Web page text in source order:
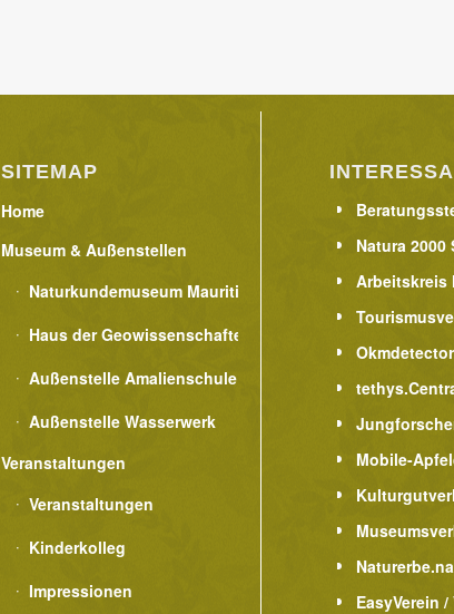
SITEMAP
Home
Museum & Außenstellen
Naturkundemuseum Mauritianum
Haus der Geowissenschaften
Außenstelle Amalienschule
Außenstelle Wasserwerk
Veranstaltungen
Veranstaltungen
Kinderkolleg
Impressionen
Natura 2000
Arbeitskreis
Mobile-
EasyVerein